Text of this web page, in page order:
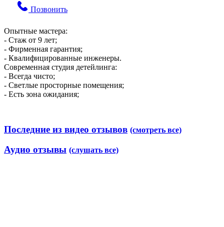
Позвонить
Опытные мастера:
- Стаж от 9 лет;
- Фирменная гарантия;
- Квалифицированные инженеры.
Современная студия детейлинга:
- Всегда чисто;
- Светлые просторные помещения;
- Есть зона ожидания;
Последние из видео отзывов (смотреть все)
Аудио отзывы (слушать все)